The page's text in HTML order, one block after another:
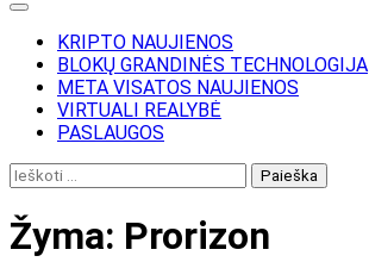
KRIPTO NAUJIENOS
BLOKŲ GRANDINĖS TECHNOLOGIJA
META VISATOS NAUJIENOS
VIRTUALI REALYBĖ
PASLAUGOS
Ieškoti:
Žyma: Prorizon